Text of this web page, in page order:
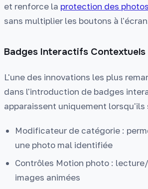
et renforce la protection des
sans multiplier les boutons à
Badges Interactifs Contextuels
L'une des innovations les plus
dans l'introduction de badges
apparaissent uniquement lorsqu'ils
Modificateur de catégorie :
une photo mal identifiée
Contrôles Motion photo :
images animées